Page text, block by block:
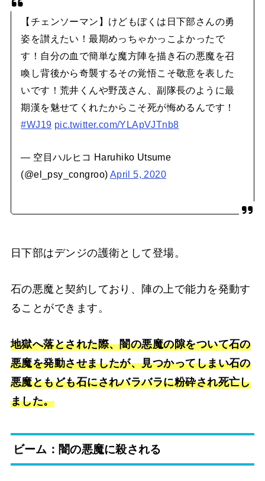
【チェンソーマン】けどもぼくは日下部さんの勇
姿を讃えたい！最期めっちゃかっこよかったで
す！自分の血で簡単な魔方陣を描き石の悪魔を召
喚し背後から奇襲するその覚悟こそ敬意を表した
いです！荒井くんや野茂さん、副隊長のように最
期漢を魅せてくれたからこそ死が悔めるんです！
#WJ19 pic.twitter.com/YLApVJTnb8
— 空目ハルヒコ Haruhiko Utsume
(@el_psy_congroo) April 5, 2020
日下部はデンジの護衛として登場。
石の悪魔と契約しており、陣の上で能力を発動す
ることができます。
地獄へ落とされた際、闇の悪魔の隙をついて石の
悪魔を発動させましたが、見つかってしまい石の
悪魔ともども石にされバラバラに粉砕され死亡し
ました。
ビーム：闇の悪魔に殺される